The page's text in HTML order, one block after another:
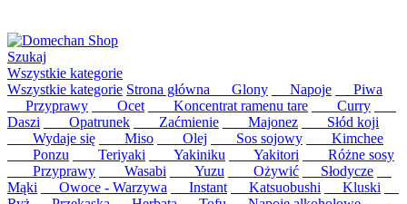
Szukaj
Wszystkie kategorie
Wszystkie kategorie Strona główna Glony Napoje
Piwa
Przyprawy
Ocet Koncentrat ramenu tare
Curry
Daszi
Opatrunek Zaćmienie Majonez
Słód koji
Wydaje się
Miso Olej Sos sojowy
Kimchee
Ponzu
Teriyaki Yakiniku Yakitori
Różne sosy
Przyprawy
Wasabi Yuzu Ożywić
Słodycze
Mąki
Owoce - Warzywa Instant Katsuobushi
Kluski